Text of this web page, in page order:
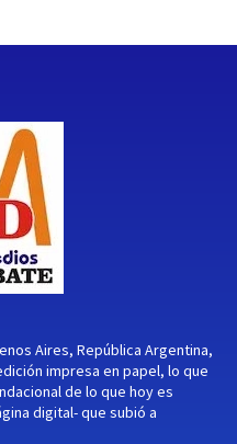
Aires, República Argentina,
impresa en papel, lo que
de lo que hoy es
digital- que subió a